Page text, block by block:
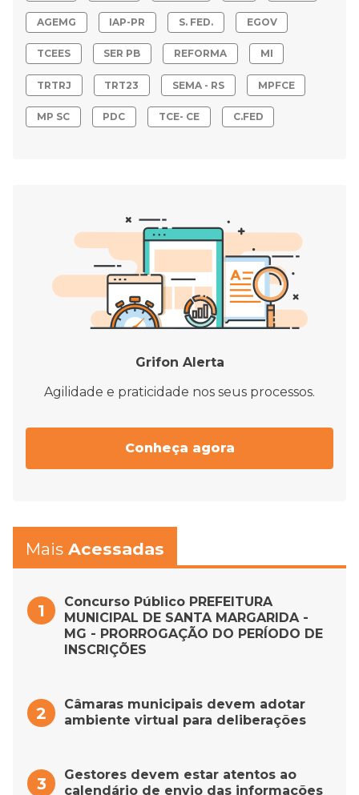
AGEMG IAP-PR S. FED. EGOV
TCEES SER PB REFORMA MI
TRTRJ TRT23 SEMA - RS MPFCE
MP SC PDC TCE- CE C.FED
Grifon Alerta
Agilidade e praticidade nos seus processos.
Conheça agora
Mais Acessadas
Concurso Público PREFEITURA
MUNICIPAL DE SANTA MARGARIDA -
MG - PRORROGAÇÃO DO PERÍODO DE
INSCRIÇÕES
Câmaras municipais devem adotar
ambiente virtual para deliberações
Gestores devem estar atentos ao
calendário de envio das informações